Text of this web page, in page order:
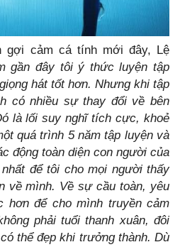
gợi cảm cá tính mới đây, Lệ
gần đây tôi ý thức luyện tập
hát tốt hơn. Nhưng khi tập
có nhiều sự thay đổi về bên
là lối suy nghĩ tích cực, khoẻ
quá trình 5 năm tập luyện và
động toàn diện con người của
để tôi cho mọi người thấy
về mình. Về sự cầu toàn, yêu
hơn để cho mình truyền cảm
phải tuổi thanh xuân, đôi
thể đẹp khi trưởng thành. Dù